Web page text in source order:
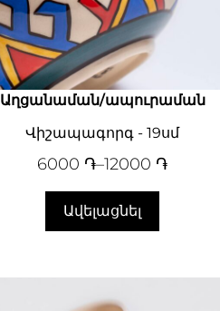
Աղցանաման/ապուրաման
Վիշապագորգ - 19սմ
6000 ֏–12000 ֏
Ավելացնել